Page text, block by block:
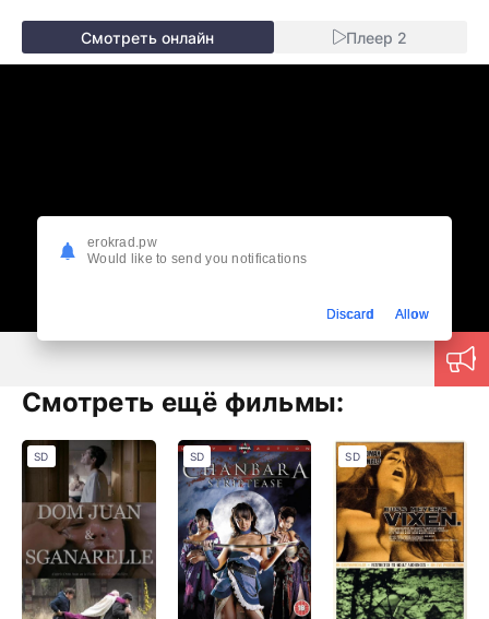
Смотреть онлайн Плеер 2
Смотреть ещё фильмы:
SD SD SD
erokrad.pw
Would like to send you notifications
Discard Allow